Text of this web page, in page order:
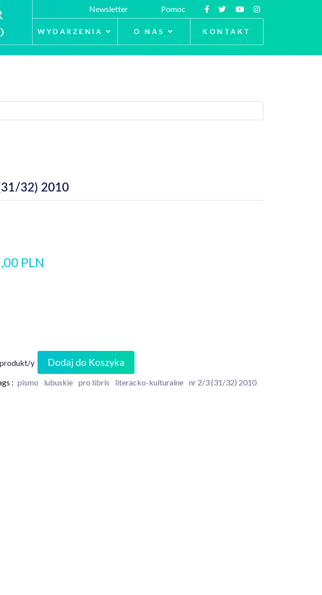
Newsletter Pomoc
WYDARZENIA O NAS KONTAKT
32) 2010
PLN
y Dodaj do Koszyka
: pismo lubuskie pro libris literacko-kulturalne nr 2/3 (31/32) 2010